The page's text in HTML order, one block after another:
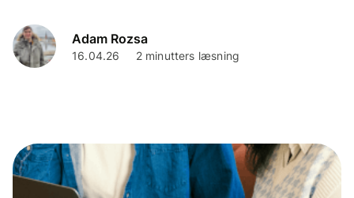
Adam Rozsa
16.04.26 2 minutters læsning